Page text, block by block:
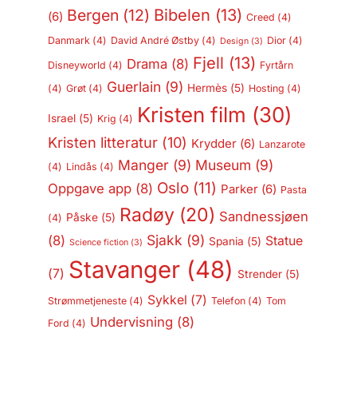
(6) Bergen (12) Bibelen (13) Creed (4)
Danmark (4) David André Østby(4) Design(3) Dior(4)
Disneyworld (4) Drama (8) Fjell (13) Fyrtårn
(4) Grøt(4) Guerlain (9) Hermès(5) Hosting (4)
Israel(5) Krig (4) Kristen film (30)
Kristen litteratur(10) Krydder(6) Lanzarote
(4) Lindås (4) Manger(9) Museum (9)
Oppgave app(8) Oslo(11) Parker(6) Pasta
(4) Påske(5) Radøy(20) Sandnessjøen
(8) Science fiction(3) Sjakk (9) Spania (5) Statue
(7) Stavanger(48) Strender(5)
Strømmetjeneste(4) Sykkel (7) Telefon(4) Tom
Ford (4) Undervisning (8)